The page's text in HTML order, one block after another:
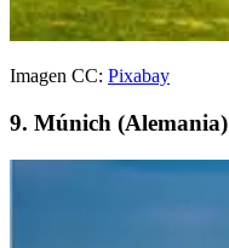
Imagen CC: Pixabay
9. Múnich (Alemania)